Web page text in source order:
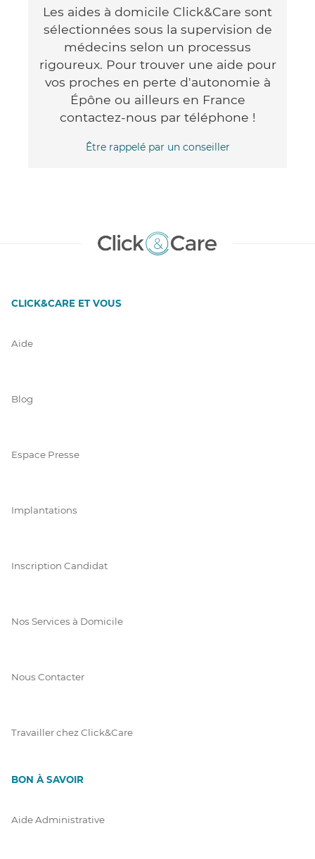
Les aides à domicile Click&Care sont
sélectionnées sous la supervision de
médecins selon un processus
rigoureux. Pour trouver une aide pour
vos proches en perte d'autonomie à
Épône ou ailleurs en France
contactez-nous par téléphone !
Être rappelé par un conseiller
CLICK&CARE ET VOUS
Aide
Blog
Espace Presse
Implantations
Inscription Candidat
Nos Services à Domicile
Nous Contacter
Travailler chez Click&Care
BON À SAVOIR
Aide Administrative